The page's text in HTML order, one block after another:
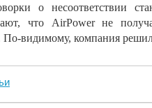
о несоответствии
что AirPower не
По-видимому, компания